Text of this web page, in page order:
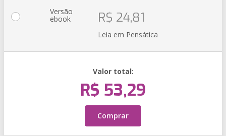
Versão
ebook R$ 24,81
Leia em Pensática
Valor total:
R$ 53,29
Comprar